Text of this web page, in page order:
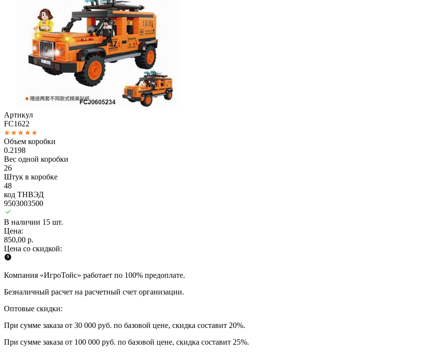
Артикул
FC1622
Объем коробки
0.2198
Вес одной коробки
26
Штук в коробке
48
код ТНВЭД
9503003500
В наличии 15 шт.
Цена:
850,00 р.
Цена со скидкой:
Компания «ИгроТойс» работает по 100% предоплате.
Безналичный расчет на расчетный счет организации.
Оптовые скидки:
При сумме заказа от 30 000 руб. по базовой цене, скидка составит 20%.
При сумме заказа от 100 000 руб. по базовой цене, скидка составит 25%.